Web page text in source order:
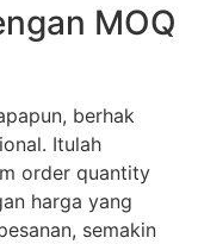
MOQ
berhak
Itulah
order quantity
harga yang
semakin